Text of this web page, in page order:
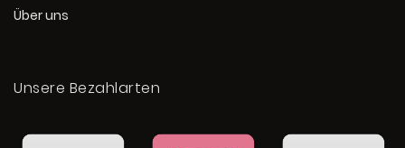
Über uns
Unsere Bezahlarten